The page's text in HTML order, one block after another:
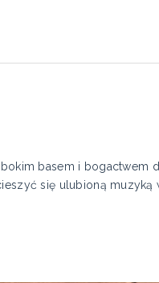
basem i bogactwem
się ulubioną muzyką